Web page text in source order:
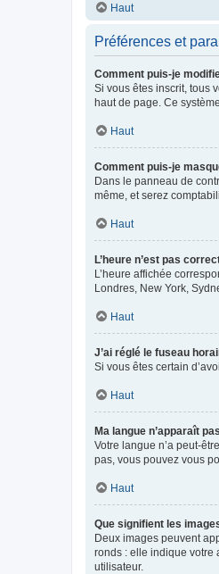
Haut
Préférences et
Comment puis-je
Si vous êtes inscrit, tous
haut de page. Ce
Haut
Comment puis-je
Dans le panneau de
même, et serez
Haut
L’heure n’est pas
L’heure affichée
Londres, New York,
Haut
J’ai réglé le fuseau
Si vous êtes certain
Haut
Ma langue n’apparaît
Votre langue n’a peut-
pas, vous pouvez vous
Haut
Que signifient les
Deux images peuvent
ronds : elle indique votre
utilisateur.